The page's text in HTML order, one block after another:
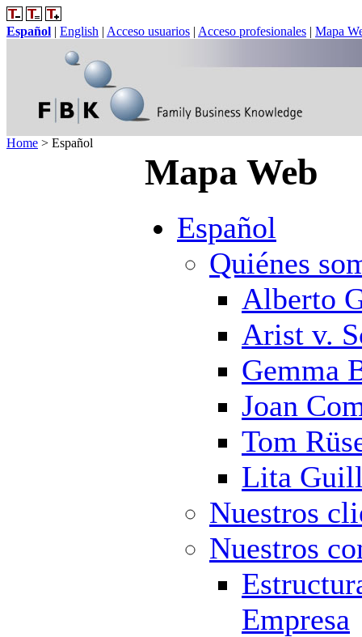
Español | English | Acceso usuarios | Acceso profesionales | Mapa
Home > Español
Mapa Web
Español
Quiénes
Alberto
Arist v.
Gemma
Joan
Tom
Lita
Nuestros
Nuestros
Empresa